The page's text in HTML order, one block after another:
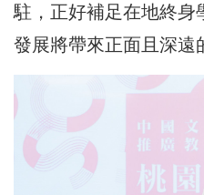
駐，正好補足在地終身
發展將帶來正面且深遠